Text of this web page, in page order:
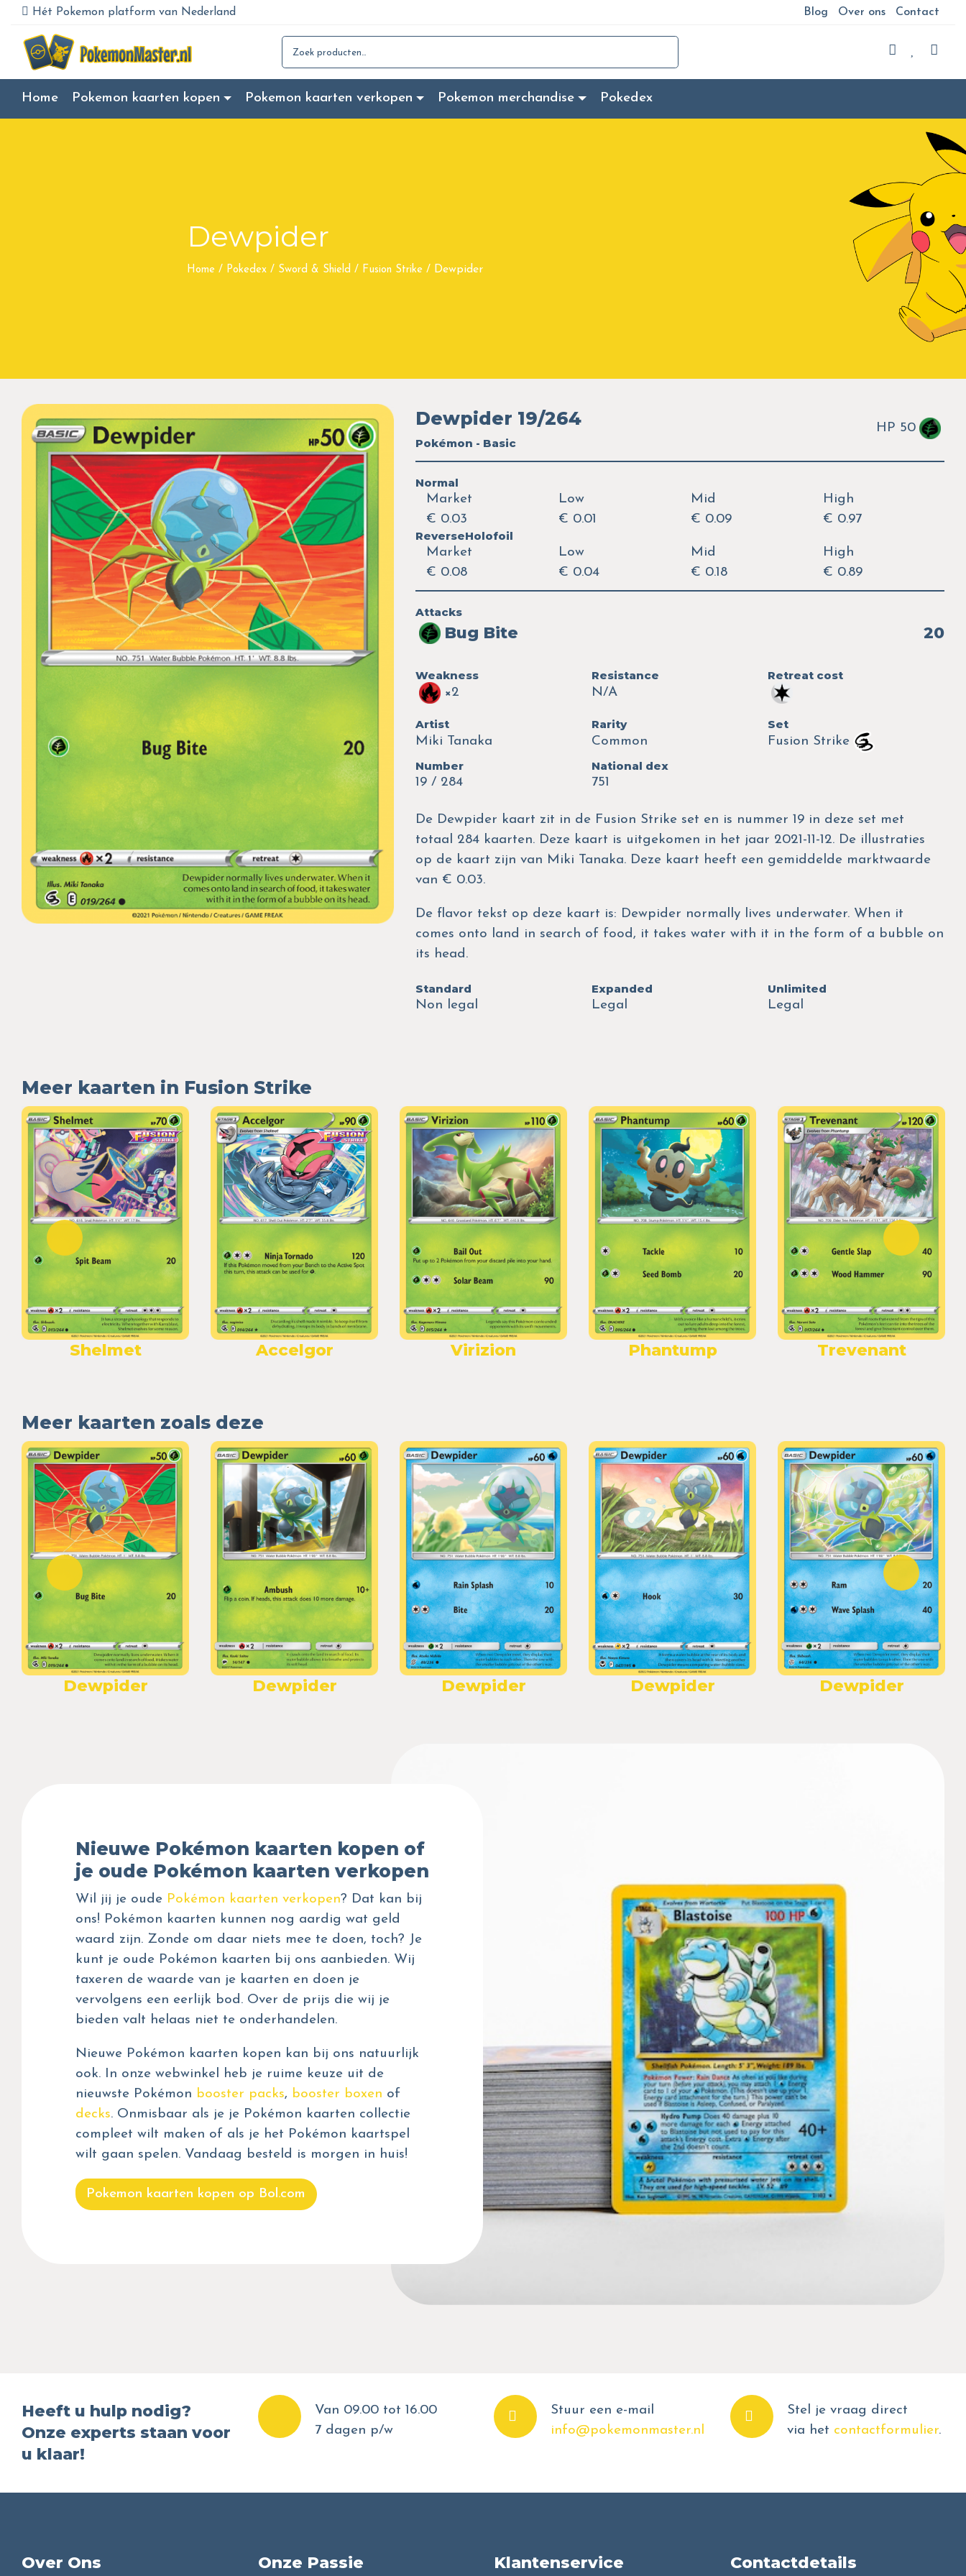
Hét Pokemon platform van Nederland Blog Over ons Contact
Search for:
Home Pokemon kaarten kopen Pokemon kaarten verkopen Pokemon merchandise Pokedex
Dewpider
Home / Pokedex / Sword & Shield / Fusion Strike / Dewpider
Dewpider 19/264
Pokémon - Basic
HP 50
Normal
Market
€ 0.03
Low
€ 0.01
Mid
€ 0.09
High
€ 0.97
ReverseHolofoil
Market
€ 0.08
Low
€ 0.04
Mid
€ 0.18
High
€ 0.89
Attacks
Bug Bite 20
Weakness
×2
Resistance
N/A
Retreat cost
Artist
Miki Tanaka
Rarity
Common
Set
Fusion Strike
Number
19 / 284
National dex
751
De Dewpider kaart zit in de Fusion Strike set en is nummer 19 in deze set met
totaal 284 kaarten. Deze kaart is uitgekomen in het jaar 2021-11-12. De illustraties
op de kaart zijn van Miki Tanaka. Deze kaart heeft een gemiddelde marktwaarde
van € 0.03.
De flavor tekst op deze kaart is: Dewpider normally lives underwater. When it
comes onto land in search of food, it takes water with it in the form of a bubble on
its head.
Standard
Non legal
Expanded
Legal
Unlimited
Legal
Meer kaarten in Fusion Strike
Shelmet Accelgor Virizion Phantump Trevenant
Meer kaarten zoals deze
Dewpider Dewpider Dewpider Dewpider Dewpider
Nieuwe Pokémon kaarten kopen of
je oude Pokémon kaarten verkopen
Wil jij je oude Pokémon kaarten verkopen? Dat kan bij
ons! Pokémon kaarten kunnen nog aardig wat geld
waard zijn. Zonde om daar niets mee te doen, toch? Je
kunt je oude Pokémon kaarten bij ons aanbieden. Wij
taxeren de waarde van je kaarten en doen je
vervolgens een eerlijk bod. Over de prijs die wij je
bieden valt helaas niet te onderhandelen.
Nieuwe Pokémon kaarten kopen kan bij ons natuurlijk
ook. In onze webwinkel heb je ruime keuze uit de
nieuwste Pokémon booster packs, booster boxen of
decks. Onmisbaar als je je Pokémon kaarten collectie
compleet wilt maken of als je het Pokémon kaartspel
wilt gaan spelen. Vandaag besteld is morgen in huis!
Pokemon kaarten kopen op Bol.com
Heeft u hulp nodig?
Onze experts staan voor
u klaar!
Van 09.00 tot 16.00
7 dagen p/w
Stuur een e-mail
info@pokemonmaster.nl
Stel je vraag direct
via het contactformulier.
Over Ons Onze Passie Klantenservice Contactdetails